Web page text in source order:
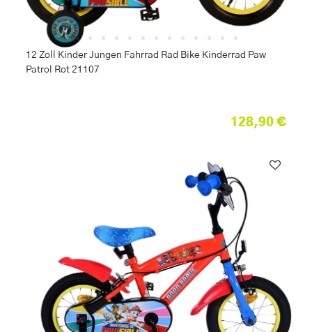
12 Zoll Kinder Jungen Fahrrad Rad Bike Kinderrad Paw
Patrol Rot 21107
128,90 €